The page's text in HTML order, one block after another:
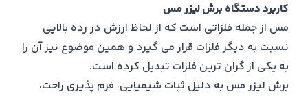
کاربرد دستگاه برش لیزر مس
مس از جمله فلزاتی است که از لحاظ ارزش در رده بالایی
نسبت به دیگر فلزات قرار می گیرد و همین موضوع نیز آن را
به یکی از گران ترین فلزات تبدیل کرده است.
برش لیزر مس به دلیل ثبات شیمیایی، فرم پذیری راحت،